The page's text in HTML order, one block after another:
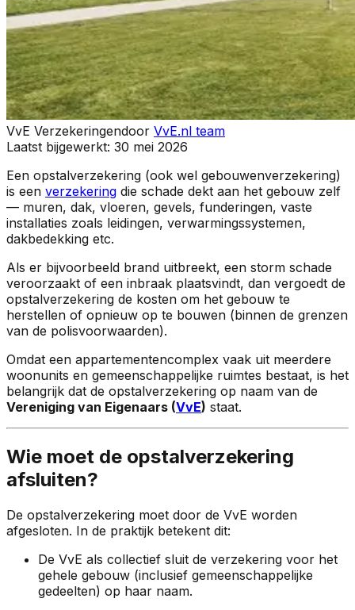
VvE Verzekeringendoor VvE.nl team
Laatst bijgewerkt: 30 mei 2026
Een opstalverzekering (ook wel gebouwenverzekering)
is een verzekering die schade dekt aan het gebouw zelf
— muren, dak, vloeren, gevels, funderingen, vaste
installaties zoals leidingen, verwarmingssystemen,
dakbedekking etc.
Als er bijvoorbeeld brand uitbreekt, een storm schade
veroorzaakt of een inbraak plaatsvindt, dan vergoedt de
opstalverzekering de kosten om het gebouw te
herstellen of opnieuw op te bouwen (binnen de grenzen
van de polisvoorwaarden).
Omdat een appartementencomplex vaak uit meerdere
woonunits en gemeenschappelijke ruimtes bestaat, is het
belangrijk dat de opstalverzekering op naam van de
Vereniging van Eigenaars (VvE) staat.
Wie moet de opstalverzekering
afsluiten?
De opstalverzekering moet door de VvE worden
afgesloten. In de praktijk betekent dit:
De VvE als collectief sluit de verzekering voor het
gehele gebouw (inclusief gemeenschappelijke
gedeelten) op haar naam.